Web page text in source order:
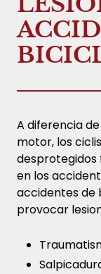
A diferencia
motor, los
desprotegidos
en los
accidentes de
provocar